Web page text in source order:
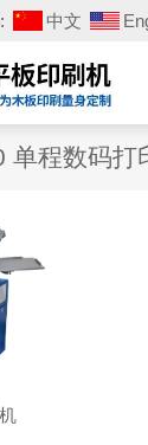
中文
单程数码打